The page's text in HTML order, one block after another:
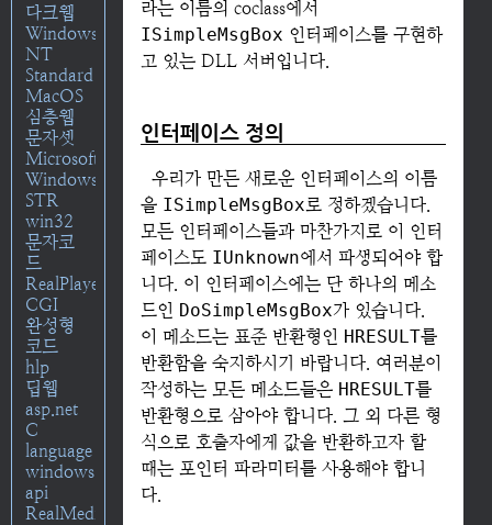
다크웹
Windows
NT
Standard
MacOS
심층웹
문자셋
Microsoft
Windows
STR
win32
문자코
드
RealPlayer
CGI
완성형
코드
hlp
딥웹
asp.net
C
language
windows
api
RealMedia
라는 이름의 coclass에서
ISimpleMsgBox 인터페이스를 구현하
고 있는 DLL 서버입니다.
인터페이스 정의
우리가 만든 새로운 인터페이스의 이름
을 ISimpleMsgBox로 정하겠습니다.
모든 인터페이스들과 마찬가지로 이 인터
페이스도 IUnknown에서 파생되어야 합
니다. 이 인터페이스에는 단 하나의 메소
드인 DoSimpleMsgBox가 있습니다.
이 메소드는 표준 반환형인 HRESULT를
반환함을 숙지하시기 바랍니다. 여러분이
작성하는 모든 메소드들은 HRESULT를
반환형으로 삼아야 합니다. 그 외 다른 형
식으로 호출자에게 값을 반환하고자 할
때는 포인터 파라미터를 사용해야 합니
다.